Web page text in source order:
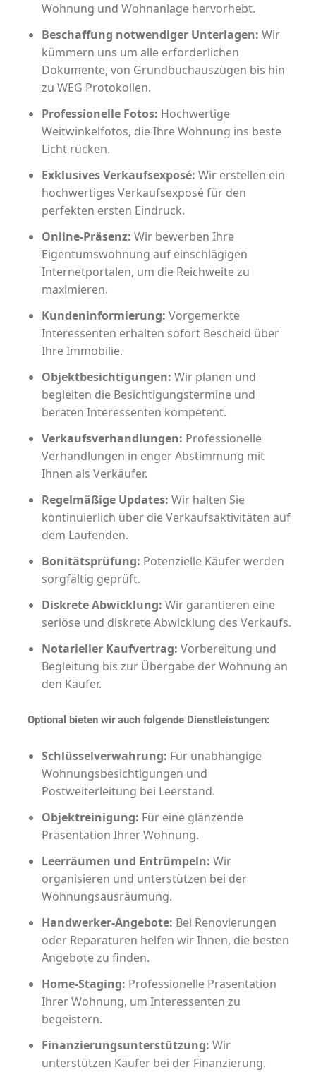
Wohnung und Wohnanlage hervorhebt.
Beschaffung notwendiger Unterlagen: Wir
kümmern uns um alle erforderlichen
Dokumente, von Grundbuchauszügen bis hin
zu WEG Protokollen.
Professionelle Fotos: Hochwertige
Weitwinkelfotos, die Ihre Wohnung ins beste
Licht rücken.
Exklusives Verkaufsexposé: Wir erstellen ein
hochwertiges Verkaufsexposé für den
perfekten ersten Eindruck.
Online-Präsenz: Wir bewerben Ihre
Eigentumswohnung auf einschlägigen
Internetportalen, um die Reichweite zu
maximieren.
Kundeninformierung: Vorgemerkte
Interessenten erhalten sofort Bescheid über
Ihre Immobilie.
Objektbesichtigungen: Wir planen und
begleiten die Besichtigungstermine und
beraten Interessenten kompetent.
Verkaufsverhandlungen: Professionelle
Verhandlungen in enger Abstimmung mit
Ihnen als Verkäufer.
Regelmäßige Updates: Wir halten Sie
kontinuierlich über die Verkaufsaktivitäten auf
dem Laufenden.
Bonitätsprüfung: Potenzielle Käufer werden
sorgfältig geprüft.
Diskrete Abwicklung: Wir garantieren eine
seriöse und diskrete Abwicklung des Verkaufs.
Notarieller Kaufvertrag: Vorbereitung und
Begleitung bis zur Übergabe der Wohnung an
den Käufer.
Optional bieten wir auch folgende Dienstleistungen:
Schlüsselverwahrung: Für unabhängige
Wohnungsbesichtigungen und
Postweiterleitung bei Leerstand.
Objektreinigung: Für eine glänzende
Präsentation Ihrer Wohnung.
Leerräumen und Entrümpeln: Wir
organisieren und unterstützen bei der
Wohnungsausräumung.
Handwerker-Angebote: Bei Renovierungen
oder Reparaturen helfen wir Ihnen, die besten
Angebote zu finden.
Home-Staging: Professionelle Präsentation
Ihrer Wohnung, um Interessenten zu
begeistern.
Finanzierungsunterstützung: Wir
unterstützen Käufer bei der Finanzierung.